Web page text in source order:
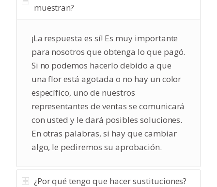
muestran?
¡La respuesta es sí! Es muy importante
para nosotros que obtenga lo que pagó.
Si no podemos hacerlo debido a que
una flor está agotada o no hay un color
específico, uno de nuestros
representantes de ventas se comunicará
con usted y le dará posibles soluciones.
En otras palabras, si hay que cambiar
algo, le pediremos su aprobación.
¿Por qué tengo que hacer sustituciones?